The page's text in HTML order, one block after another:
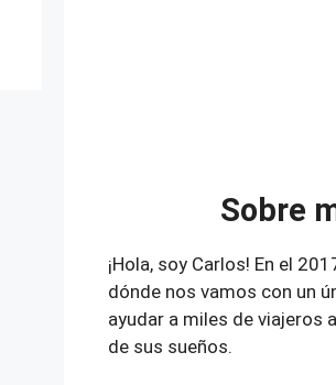
Sobre
¡Hola, soy Carlos! En el
dónde nos vamos con un
ayudar a miles de viajeros
de sus sueños.